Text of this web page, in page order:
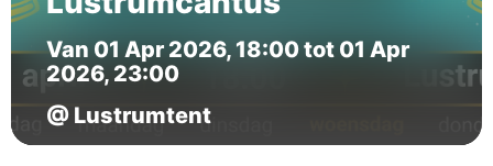
Van 01 Apr 2026, 18:00 tot 01 Apr
2026, 23:00
@ Lustrumtent